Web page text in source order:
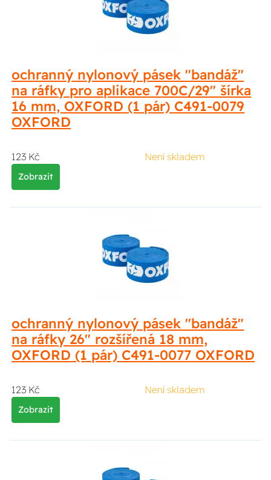
ochranný nylonový pásek "bandáž"
na ráfky pro aplikace 700C/29" šírka
16 mm, OXFORD (1 pár) C491-0079
OXFORD
123 Kč Není skladem
Zobrazit
ochranný nylonový pásek "bandáž"
na ráfky 26" rozšířená 18 mm,
OXFORD (1 pár) C491-0077 OXFORD
123 Kč Není skladem
Zobrazit